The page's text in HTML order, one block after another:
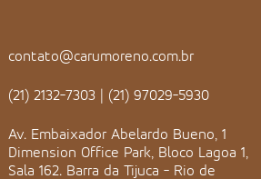
contato@carumoreno.com.br
(21) 2132-7303 | (21) 97029-5930
Av. Embaixador Abelardo Bueno, 1
Dimension Office Park, Bloco Lagoa 1,
Sala 162. Barra da Tijuca - Rio de